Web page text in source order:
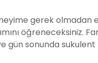
gerek olmadan
öğreneceksiniz.
sonunda sukulent